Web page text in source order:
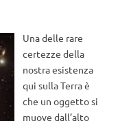
Una delle rare
certezze della
nostra esistenza
qui sulla Terra è
che un oggetto si
muove dall’alto